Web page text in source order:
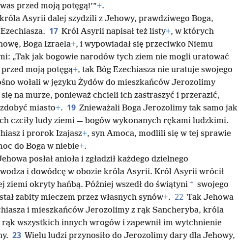
przed moją potęgą!’”+.
Asyrii dalej szydzili z Jehowy, prawdziwego Boga,
17 Król Asyrii napisał też listy+, w których
Boga Izraela+, i wypowiadał się przeciwko Niemu
„Tak jak bogowie narodów tych ziem nie mogli uratować
moją potęgą+, tak Bóg Ezechiasza nie uratuje swojego
wołali w języku Żydów do mieszkańców Jerozolimy
na murze, ponieważ chcieli ich zastraszyć i przerazić,
miasto+. 19 Znieważali Boga Jerozolimy tak samo jak
czciły ludy ziemi — bogów wykonanych rękami ludzkimi.
i prorok Izajasz+, syn Amoca, modlili się w tej sprawie
do Boga w niebie+.
posłał anioła i zgładził każdego dzielnego
i dowódcę w obozie króla Asyrii. Król Asyrii wrócił
ziemi okryty hańbą. Później wszedł do świątyni * swojego
zabity mieczem przez własnych synów+. 22 Tak Jehowa
i mieszkańców Jerozolimy z rąk Sancheryba, króla
wszystkich innych wrogów i zapewnił im wytchnienie
23 Wielu ludzi przynosiło do Jerozolimy dary dla Jehowy,